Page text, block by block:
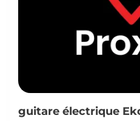
guitare électrique